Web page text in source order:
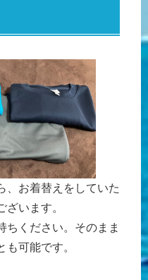
、お着替えをしていた
います。
ちください。そのまま
可能です。